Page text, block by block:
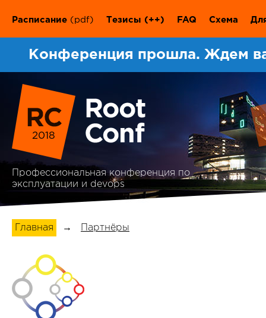
Расписание (pdf) Тезисы (++) FAQ Схема
Конференция прошла. Ждем
2018
Профессиональная конференция по
эксплуатации и devops
Главная → Партнёры